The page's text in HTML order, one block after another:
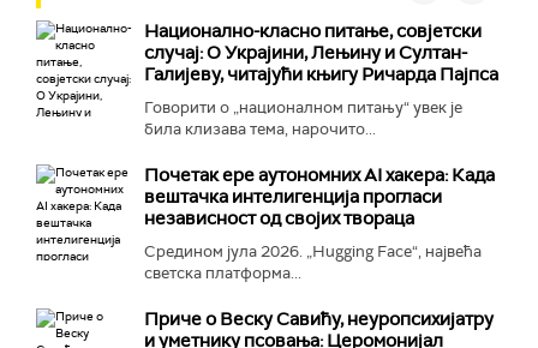
Национално-класнo питање, совјетски
случај: О Украјини, Лењину и Султан-
Галијеву, читајући књигу Ричарда Пајпса
Говорити о „националном питању“ увек је
била клизава тема, нарочито...
Почетак ере аутономних AI хакера: Када
вештачка интелигенција прогласи
независност од својих твораца
Средином јула 2026. „Hugging Face“, највећа
светска платформа...
Приче о Веску Савићу, неуропсихијатру
и уметнику псовања: Церомонијал